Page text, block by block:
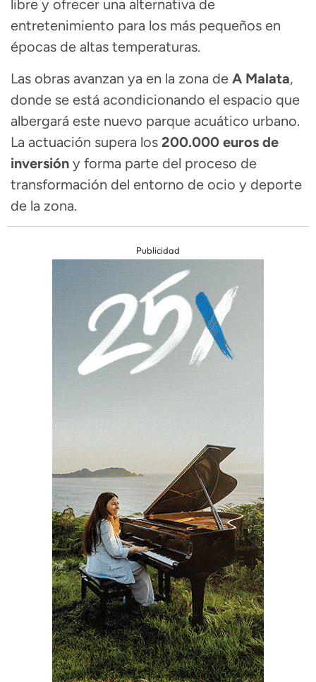
libre y ofrecer una alternativa de
entretenimiento para los más pequeños en
épocas de altas temperaturas.
Las obras avanzan ya en la zona de A Malata,
donde se está acondicionando el espacio que
albergará este nuevo parque acuático urbano.
La actuación supera los 200.000 euros de
inversión y forma parte del proceso de
transformación del entorno de ocio y deporte
de la zona.
Publicidad